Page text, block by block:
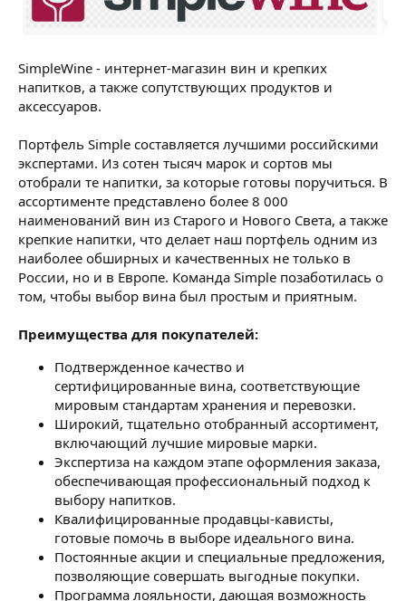
SimpleWine - интернет-магазин вин и крепких
напитков, а также сопутствующих продуктов и
аксессуаров.
Портфель Simple составляется лучшими российскими
экспертами. Из сотен тысяч марок и сортов мы
отобрали те напитки, за которые готовы поручиться. В
ассортименте представлено более 8 000
наименований вин из Старого и Нового Света, а также
крепкие напитки, что делает наш портфель одним из
наиболее обширных и качественных не только в
России, но и в Европе. Команда Simple позаботилась о
том, чтобы выбор вина был простым и приятным.
Преимущества для покупателей:
Подтвержденное качество и
сертифицированные вина, соответствующие
мировым стандартам хранения и перевозки.
Широкий, тщательно отобранный ассортимент,
включающий лучшие мировые марки.
Экспертиза на каждом этапе оформления заказа,
обеспечивающая профессиональный подход к
выбору напитков.
Квалифицированные продавцы-кависты,
готовые помочь в выборе идеального вина.
Постоянные акции и специальные предложения,
позволяющие совершать выгодные покупки.
Программа лояльности, дающая возможность